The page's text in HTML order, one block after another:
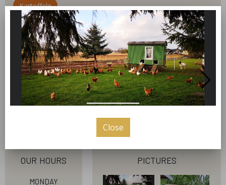
Kartoffeln
welcome
Gutes regional kaufen. Täglich finden Sie frische
Freilandeier, Kartoffeln, leckeres Obst und Gemüse
der Saison bei uns im Hofladen in Ochtrup -
Langenhorst.
our hours
Monday
pictures
Close